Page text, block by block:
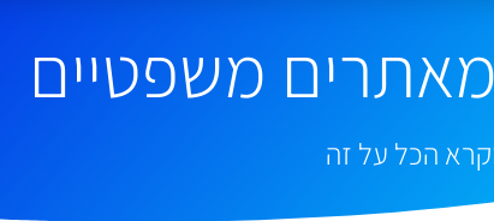
משפטיים
הכל על זה